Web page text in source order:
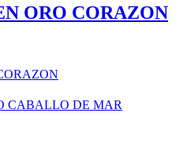
ORO CORAZON